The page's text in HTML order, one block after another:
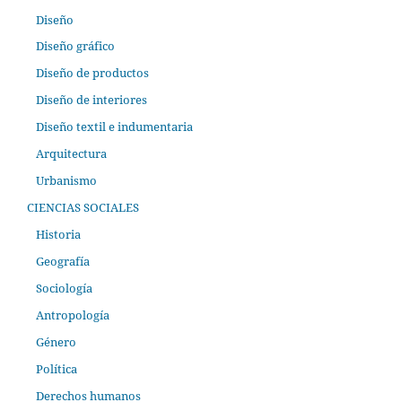
Diseño
Diseño gráfico
Diseño de productos
Diseño de interiores
Diseño textil e indumentaria
Arquitectura
Urbanismo
CIENCIAS SOCIALES
Historia
Geografía
Sociología
Antropología
Género
Política
Derechos humanos